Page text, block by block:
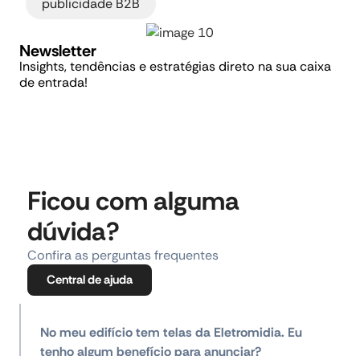
publicidade B2B
Newsletter
Insights, tendências e estratégias direto na sua caixa
de entrada!
Ficou com alguma
dúvida?
Confira as perguntas frequentes
Central de ajuda
No meu edifício tem telas da Eletromidia. Eu
tenho algum benefício para anunciar?